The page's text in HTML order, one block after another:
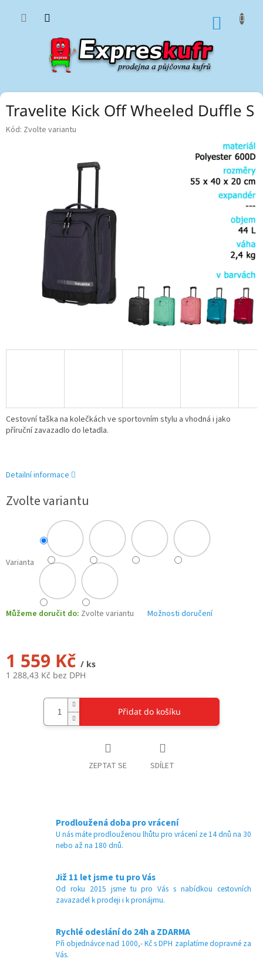
Travelite Kick Off Wheeled Duffle S
Kód: Zvolte variantu
1 559 Kč / ks
1 288,43 Kč bez DPH
Zvolte variantu
Varianta
Můžeme doručit do: Zvolte variantu Možnosti doručení
Přidat do košíku
Cestovní taška na kolečkách ve sportovním stylu a vhodná i jako
příruční zavazadlo do letadla.
Detailní informace
ZEPTAT SE SDÍLET
Prodloužená doba pro vrácení
U nás máte prodlouženou lhůtu pro vrácení ze 14 dnů na 30
nebo až na 180 dnů.
Již 11 let jsme tu pro Vás
Od roku 2015 jsme tu pro Vás s nabídkou cestovních
zavazadel k prodeji i k pronájmu.
Rychlé odeslání do 24h a ZDARMA
Při objednávce nad 1000,- Kč s DPH zaplatíme dopravné za
Vás.